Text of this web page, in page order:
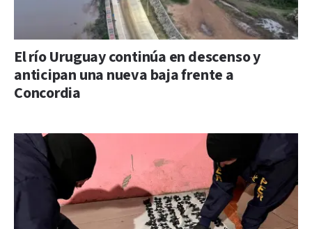
El río Uruguay continúa en descenso y
anticipan una nueva baja frente a
Concordia